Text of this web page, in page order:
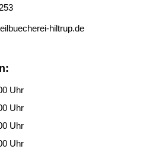
hiltrup.de
Uhr
Uhr
Uhr
Uhr